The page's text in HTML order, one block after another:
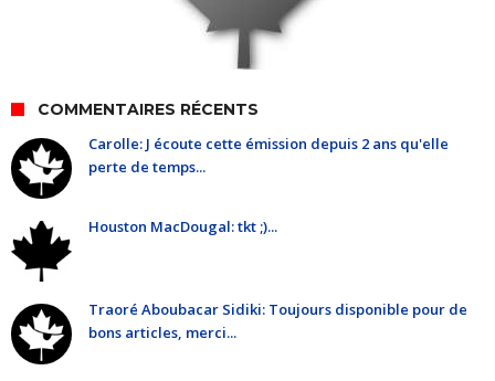
COMMENTAIRES RÉCENTS
Carolle: J écoute cette émission depuis 2 ans qu'elle
perte de temps...
Houston MacDougal: tkt ;)...
Traoré Aboubacar Sidiki: Toujours disponible pour de
bons articles, merci...